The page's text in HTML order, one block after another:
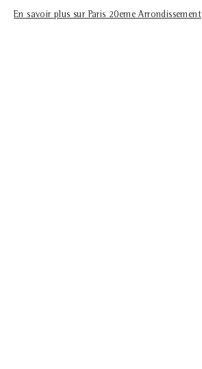
En savoir plus sur Paris 20eme Arrondissement